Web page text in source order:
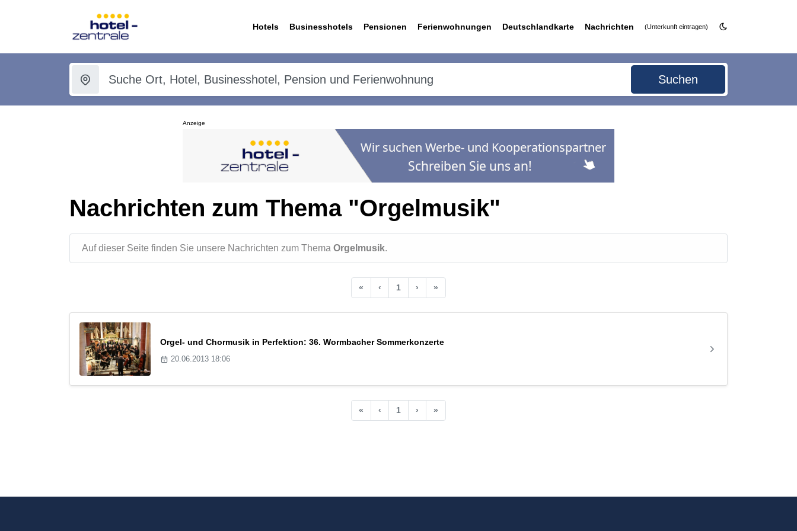
Hotels Businesshotels Pensionen Ferienwohnungen Deutschlandkarte Nachrichten (Unterkunft eintragen)
Suchen
Anzeige
Nachrichten zum Thema "Orgelmusik"
Auf dieser Seite finden Sie unsere Nachrichten zum Thema Orgelmusik.
« ‹ 1 › »
Orgel- und Chormusik in Perfektion: 36. Wormbacher Sommerkonzerte
20.06.2013 18:06
« ‹ 1 › »